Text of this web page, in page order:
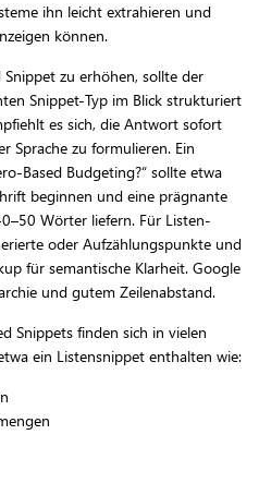
ihn leicht extrahieren und
können.
zu erhöhen, sollte der
Snippet-Typ im Blick strukturiert
es sich, die Antwort sofort
Sprache zu formulieren. Ein
Based Budgeting?“ sollte etwa
beginnen und eine prägnante
Wörter liefern. Für Listen-
oder Aufzählungspunkte und
für semantische Klarheit. Google
und gutem Zeilenabstand.
Snippets finden sich in vielen
ein Listensnippet enthalten wie: